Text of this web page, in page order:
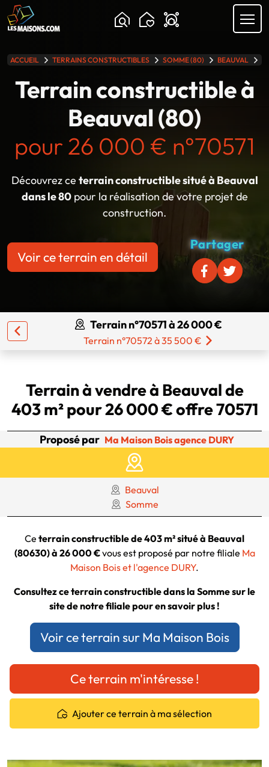
ACCUEIL TERRAINS CONSTRUCTIBLES SOMME (80) BEAUVAL
Terrain constructible à
Beauval (80)
pour 26 000 € n°70571
Découvrez ce terrain constructible situé à Beauval
dans le 80pour la réalisation de votre projet de
construction.
Voir ce terrain en détail
Partager
Terrain n°70571 à 26 000 €
Terrain n°70572 à 35 500 €
Terrain à vendre à Beauval de
403 m² pour 26 000 € offre 70571
Proposé par Ma Maison Bois agence DURY
Beauval
Somme
Ce terrain constructible de 403 m² situé à Beauval
(80630) à 26 000 €vous est proposé par notre filiale Ma
Maison Bois et l'agence DURY.
Consultez ce terrain constructible dans la Somme sur le
site de notre filiale pour en savoir plus !
Voir ce terrain sur Ma Maison Bois
Ce terrain m'intéresse !
Ajouter ce terrain à ma sélection